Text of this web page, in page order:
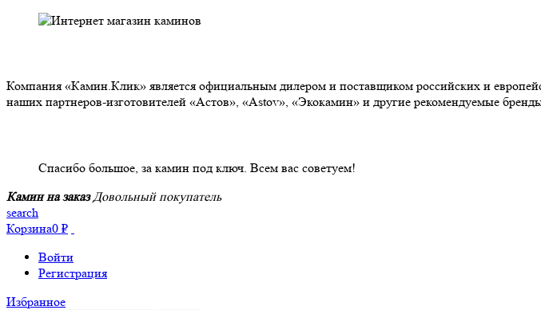
Компания «Камин.Клик» является официальным дилером и поставщиком российских и
наших партнеров-изготовителей «Астов», «Astov», «Экокамин» и другие рекомендуемые
Спасибо большое, за камин под ключ. Всем вас советуем!
Камин на заказ Довольный покупатель
search
Корзина0 ₽
Войти
Регистрация
Избранное